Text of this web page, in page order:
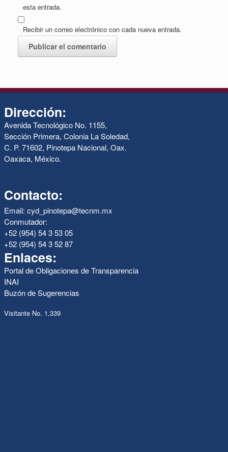
esta entrada.
Recibir un correo electrónico con cada nueva entrada.
Dirección:
Avenida Tecnológico No. 1155,
Sección Primera, Colonia La Soledad,
C. P. 71602, Pinotepa Nacional, Oax.
Oaxaca, México.
Contacto:
Email: cyd_pinotepa@tecnm.mx
Conmutador:
+52 (954) 54 3 53 05
+52 (954) 54 3 52 87
Enlaces:
Portal de Obligaciones de Transparencia
INAI
Buzón de Sugerencias
Visitante No. 1,339